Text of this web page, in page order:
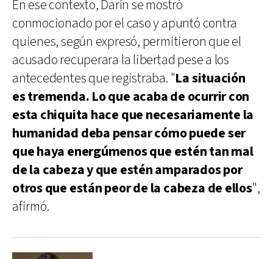
En ese contexto, Darín se mostró
conmocionado por el caso y apuntó contra
quienes, según expresó, permitieron que el
acusado recuperara la libertad pese a los
antecedentes que registraba. "La situación
es tremenda. Lo que acaba de ocurrir con
esta chiquita hace que necesariamente la
humanidad deba pensar cómo puede ser
que haya energúmenos que estén tan mal
de la cabeza y que estén amparados por
otros que están peor de la cabeza de ellos",
afirmó.